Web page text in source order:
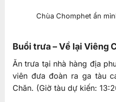
Chùa Chomphet ẩn
Buổi trưa – Về lại Viêng
Ăn trưa tại nhà hàng địa
viên đưa đoàn ra ga tàu
Chăn. (Giờ tàu dự kiến: